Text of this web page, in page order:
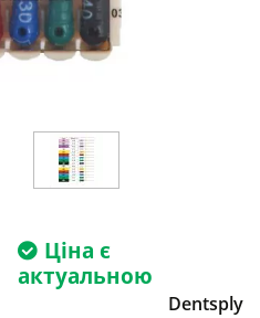
Ціна є
актуальною
Dentsply